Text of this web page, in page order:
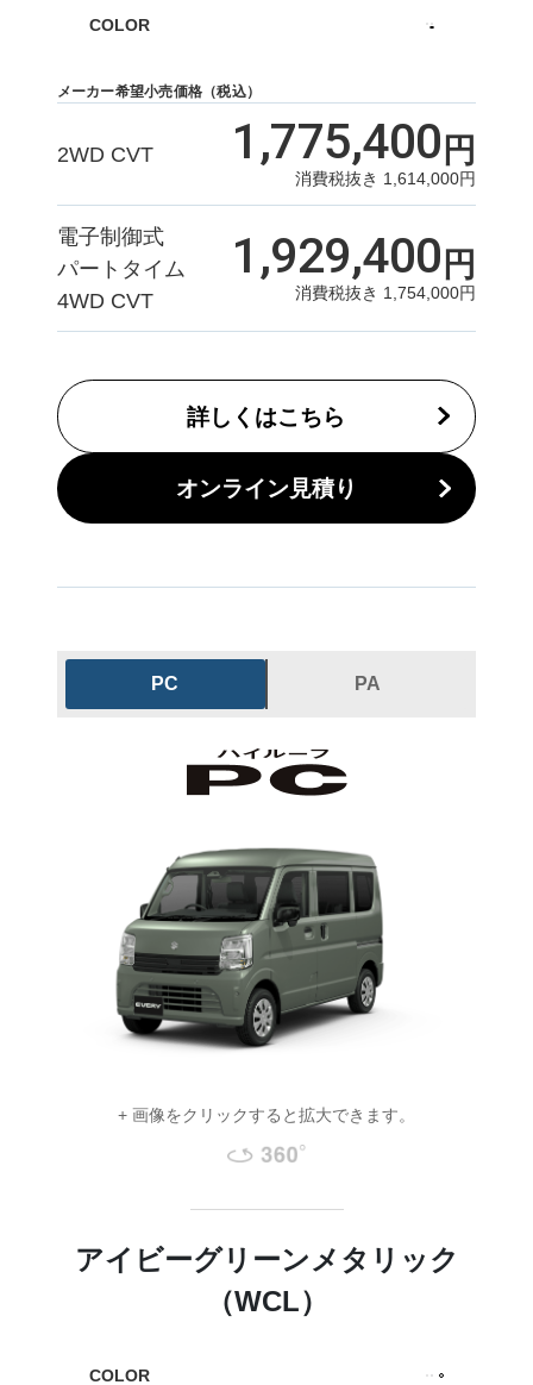
COLOR
メーカー希望小売価格（税込）
2WD CVT 1,775,400 円
消費税抜き 1,614,000円
電子制御式
パートタイム
4WD CVT
1,929,400 円
消費税抜き 1,754,000円
詳しくはこちら
オンライン見積り
PC PA
+ 画像をクリックすると拡大できます。
アイビーグリーンメタリック
（WCL）
COLOR